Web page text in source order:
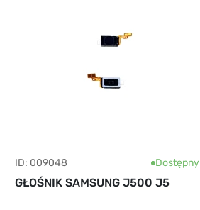
ID: 009048 Dostępny
GŁOŚNIK SAMSUNG J500 J5